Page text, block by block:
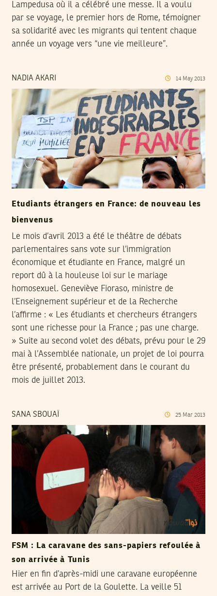
Lampedusa où il a célébré une messe. Il a voulu
par se voyage, le premier hors de Rome, témoigner
sa solidarité avec les migrants qui tentent chaque
année un voyage vers “une vie meilleure”.
NADIA AKARI 14 May 2013
Etudiants étrangers en France: de nouveau les
bienvenus
Le mois d’avril 2013 a été le théâtre de débats
parlementaires sans vote sur l’immigration
économique et étudiante en France, malgré un
report dû à la houleuse loi sur le mariage
homosexuel. Geneviève Fioraso, ministre de
l’Enseignement supérieur et de la Recherche
l’affirme : « Les étudiants et chercheurs étrangers
sont une richesse pour la France ; pas une charge.
» Suite au second volet des débats, prévu pour le 29
mai à l’Assemblée nationale, un projet de loi pourra
être présenté, probablement dans le courant du
mois de juillet 2013.
SANA SBOUAÏ 25 Mar 2013
FSM : La caravane des sans-papiers refoulée à
son arrivée à Tunis
Hier en fin d’après-midi une caravane européenne
est arrivée au Port de la Goulette. La veille 51